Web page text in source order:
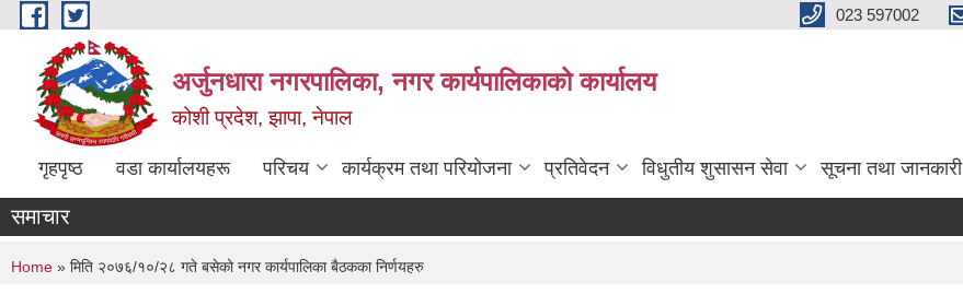
Skip to main content 023 597002
अर्जुनधारा नगरपालिका, नगर कार्यपालिकाको कार्यालय
कोशी प्रदेश, झापा, नेपाल
गृहपृष्ठ वडा कार्यालयहरू परिचय कार्यक्रम तथा परियोजना प्रतिवेदन विधुतीय शुसासन सेवा सूचना तथा जानकारी
समाचार
You are here
Home » मिति २०७६/१०/२८ गते बसेको नगर कार्यपालिका बैठकका निर्णयहरु